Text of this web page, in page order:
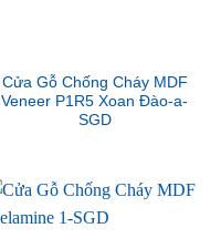
Cửa Gỗ Chống Cháy MDF
Veneer P1R5 Xoan Đào-a-
SGD